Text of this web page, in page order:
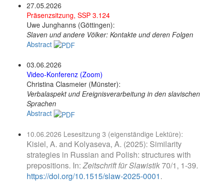
27.05.2026
Präsenzsitzung, SSP 3.124
Uwe Junghanns (Göttingen):
Slaven und andere Völker: Kontakte und deren Folgen
Abstract
03.06.2026
Video-Konferenz (Zoom)
Christina Clasmeier (Münster):
Verbalaspekt und Ereignisverarbeitung in den slavischen
Sprachen
Abstract
10.06.2026 Lesesitzung 3 (eigenständige Lektüre):
Kisiel, A. and Kolyaseva, A. (2025): Similarity
strategies in Russian and Polish: structures with
prepositions. In:Zeitschrift für Slawistik70/1, 1-39.
https://doi.org/10.1515/slaw-2025-0001.